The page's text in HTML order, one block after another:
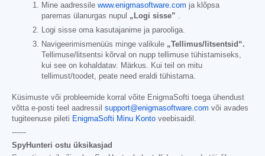
Mine aadressile www.enigmasoftware.com ja klõpsa
paremas ülanurgas nupul „Logi sisse”
Logi sisse oma kasutajanime ja parooliga.
Navigeerimismenüüs minge valikule „Tellimus/litsentsid“.
Tellimuse/litsentsi kõrval on nupp tellimuse tühistamiseks,
kui see on kohaldatav. Märkus. Kui teil on mitu
tellimust/toodet, peate need eraldi tühistama.
Küsimuste või probleemide korral võite EnigmaSofti toega ühendust
võtta e-posti teel aadressil support@enigmasoftware.com või avades
tugiteenuse pileti EnigmaSofti Minu Konto veebisaidil.
------
SpyHunteri ostu üksikasjad